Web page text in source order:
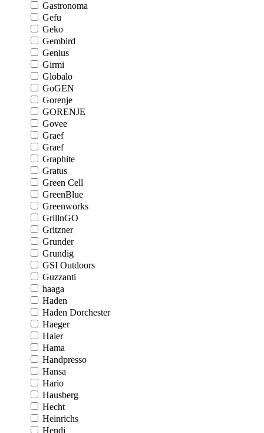
Gastronoma
Gefu
Geko
Gembird
Genius
Girmi
Globalo
GoGEN
Gorenje
GORENJE
Govee
Graef
Graef
Graphite
Gratus
Green Cell
GreenBlue
Greenworks
GrillnGO
Gritzner
Grunder
Grundig
GSI Outdoors
Guzzanti
haaga
Haden
Haden Dorchester
Haeger
Haier
Hama
Handpresso
Hansa
Hario
Hausberg
Hecht
Heinrichs
Hendi